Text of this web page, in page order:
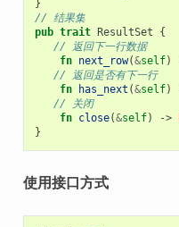
}
// 结果集
pub trait ResultSet
{
// 返回下一行数据
fn next_row(&self)
// 返回是否有下一行
fn
has_next (&self)
// 关闭
fn close(&self) ->
}
使用接口方式